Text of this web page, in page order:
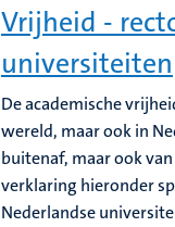
Vrijheid -
universiteiten
De academische
wereld, maar ook in
buitenaf, maar ook
verklaring hieronder
Nederlandse